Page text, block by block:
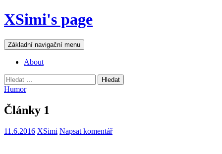
Přejít
k
webu
XSimi's page
Hledat
Základní navigační menu
About
Vyhledávání
Humor
Články 1
11.6.2016 XSimi Napsat komentář